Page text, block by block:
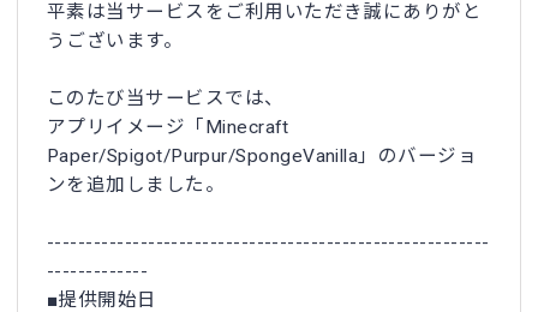
平素は当サービスをご利用いただき誠にありがと
うございます。
このたび当サービスでは、
アプリイメージ「Minecraft
Paper/Spigot/Purpur/SpongeVanilla」のバージョ
ンを追加しました。
---------------------------------------------------------
-------------
■提供開始日